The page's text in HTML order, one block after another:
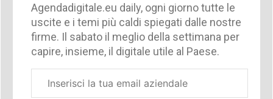
Agendadigitale.eu daily, ogni giorno tutte le
uscite e i temi più caldi spiegati dalle nostre
firme. Il sabato il meglio della settimana per
capire, insieme, il digitale utile al Paese.
aziendale